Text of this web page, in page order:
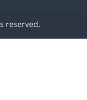
reserved.